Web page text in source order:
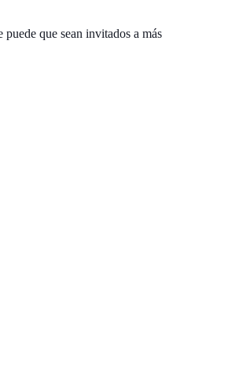
que sean invitados a más